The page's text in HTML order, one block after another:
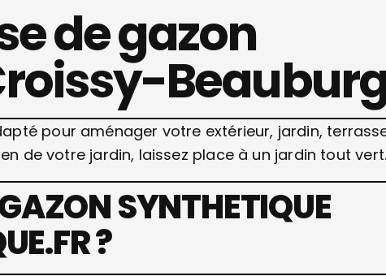
de gazon
pour aménager votre extérieur, jardin,
de votre jardin, laissez place à un jardin tout
SYNTHETIQUE
?